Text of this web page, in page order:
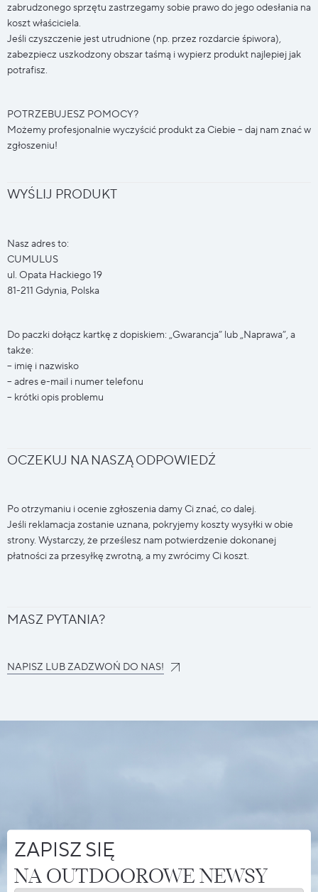
zabrudzonego sprzętu zastrzegamy sobie prawo do jego odesłania na
koszt właściciela.
Jeśli czyszczenie jest utrudnione (np. przez rozdarcie śpiwora),
zabezpiecz uszkodzony obszar taśmą i wypierz produkt najlepiej jak
potrafisz.
POTRZEBUJESZ POMOCY?
Możemy profesjonalnie wyczyścić produkt za Ciebie – daj nam znać w
zgłoszeniu!
WYŚLIJ PRODUKT
Nasz adres to:
CUMULUS
ul. Opata Hackiego 19
81-211 Gdynia, Polska
Do paczki dołącz kartkę z dopiskiem: „Gwarancja” lub „Naprawa”, a
także:
– imię i nazwisko
– adres e-mail i numer telefonu
– krótki opis problemu
OCZEKUJ NA NASZĄ ODPOWIEDŹ
Po otrzymaniu i ocenie zgłoszenia damy Ci znać, co dalej.
Jeśli reklamacja zostanie uznana, pokryjemy koszty wysyłki w obie
strony. Wystarczy, że prześlesz nam potwierdzenie dokonanej
płatności za przesyłkę zwrotną, a my zwrócimy Ci koszt.
MASZ PYTANIA?
NAPISZ LUB ZADZWOŃ DO NAS!
ZAPISZ SIĘ
NA OUTDOOROWE NEWSY